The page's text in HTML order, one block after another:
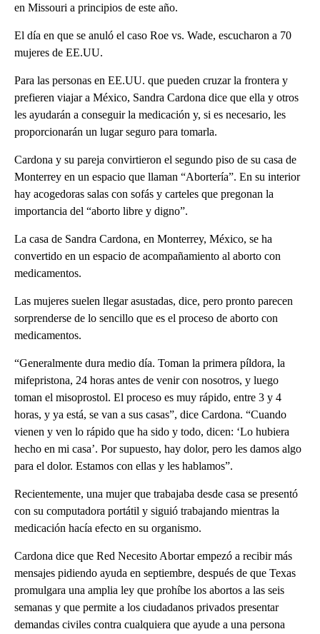
en Missouri a principios de este año.
El día en que se anuló el caso Roe vs. Wade, escucharon a 70
mujeres de EE.UU.
Para las personas en EE.UU. que pueden cruzar la frontera y
prefieren viajar a México, Sandra Cardona dice que ella y otros
les ayudarán a conseguir la medicación y, si es necesario, les
proporcionarán un lugar seguro para tomarla.
Cardona y su pareja convirtieron el segundo piso de su casa de
Monterrey en un espacio que llaman “Abortería”. En su interior
hay acogedoras salas con sofás y carteles que pregonan la
importancia del “aborto libre y digno”.
La casa de Sandra Cardona, en Monterrey, México, se ha
convertido en un espacio de acompañamiento al aborto con
medicamentos.
Las mujeres suelen llegar asustadas, dice, pero pronto parecen
sorprenderse de lo sencillo que es el proceso de aborto con
medicamentos.
“Generalmente dura medio día. Toman la primera píldora, la
mifepristona, 24 horas antes de venir con nosotros, y luego
toman el misoprostol. El proceso es muy rápido, entre 3 y 4
horas, y ya está, se van a sus casas”, dice Cardona. “Cuando
vienen y ven lo rápido que ha sido y todo, dicen: ‘Lo hubiera
hecho en mi casa’. Por supuesto, hay dolor, pero les damos algo
para el dolor. Estamos con ellas y les hablamos”.
Recientemente, una mujer que trabajaba desde casa se presentó
con su computadora portátil y siguió trabajando mientras la
medicación hacía efecto en su organismo.
Cardona dice que Red Necesito Abortar empezó a recibir más
mensajes pidiendo ayuda en septiembre, después de que Texas
promulgara una amplia ley que prohíbe los abortos a las seis
semanas y que permite a los ciudadanos privados presentar
demandas civiles contra cualquiera que ayude a una persona